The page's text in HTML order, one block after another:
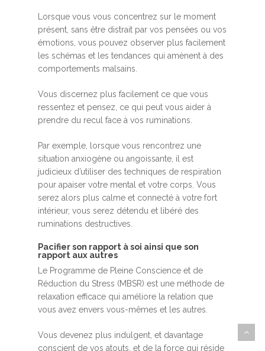
Lorsque vous vous concentrez sur le moment
présent, sans être distrait par vos pensées ou vos
émotions, vous pouvez observer plus facilement
les schémas et les tendances qui amènent à des
comportements malsains.
Vous discernez plus facilement ce que vous
ressentez et pensez, ce qui peut vous aider à
prendre du recul face à vos ruminations.
Par exemple, lorsque vous rencontrez une
situation anxiogène ou angoissante, il est
judicieux d’utiliser des techniques de respiration
pour apaiser votre mental et votre corps. Vous
serez alors plus calme et connecté à votre fort
intérieur, vous serez détendu et libéré des
ruminations destructives.
Pacifier son rapport à soi ainsi que son
rapport aux autres
Le Programme de Pleine Conscience et de
Réduction du Stress (MBSR) est une méthode de
relaxation efficace qui améliore la relation que
vous avez envers vous-mêmes et les autres.
Vous devenez plus indulgent, et davantage
conscient de vos atouts, et de la force qui réside